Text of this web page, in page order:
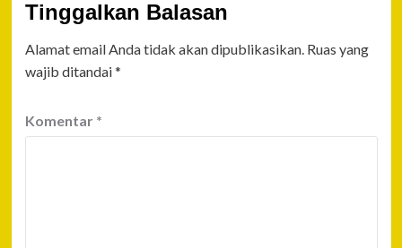
Tinggalkan Balasan
Alamat email Anda tidak akan dipublikasikan. Ruas yang
wajib ditandai*
Komentar *